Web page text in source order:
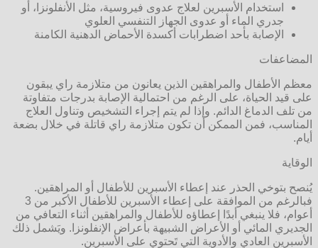
استخدام الأسبرين لعلاج عدوى فيروسية، مثل الأنفلونزا، أو
جدري الماء أو عدوى الجهاز التنفسي العلوي
الإصابة بأحد اضطرابات أكسدة الأحماض الدهنية الكامنة
المضاعفات
معظم الأطفال والمراهقين الذين يعانون من متلازمة راي يبقون
على قيد الحياة، على الرغم من احتمالية الإصابة بدرجات متفاوتة
من تلف الدماغ الدائم. وإذا لم يتم إجراء التشخيص وتناول العلاج
المناسب، فمن الممكن أن تكون متلازمة راي قاتلة في خلال بضعة
أيام.
الوقاية
يُنصح بتوخي الحذر عند إعطاء الأسبرين للأطفال أو المراهقين.
فبالرغم من الموافقة على إعطاء الأسبرين للأطفال الأكبر من 3
أعوام، فلا ينبغي أبدًا إعطاؤه للأطفال والمراهقين أثناء التعافي من
الجديري المائي أو الأعراض الشبيهة بأعراض الإنفلونزا. ويَشمل ذلك
الأسبرين العادي والأدوية التي تَحتوي على الأسبرين.